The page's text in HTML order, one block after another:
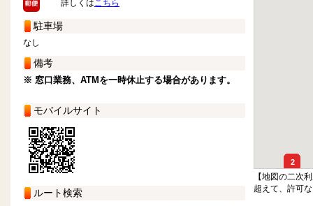
詳しくはこちら
駐車場
なし
備考
※ 窓口業務、ATMを一時休止する場合があります。
モバイルサイト
ルート検索
2
【地図の二次
超えて、許可